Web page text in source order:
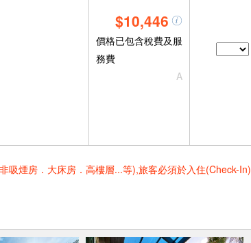
$10,446
價格已包含稅費及服
務費
A
吸煙房．大床房．高樓層...等),旅客必須於入住(Check-In)